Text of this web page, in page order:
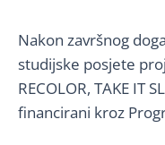
Nakon završnog
studijske posjete
RECOLOR, TAKE IT
financirani kroz